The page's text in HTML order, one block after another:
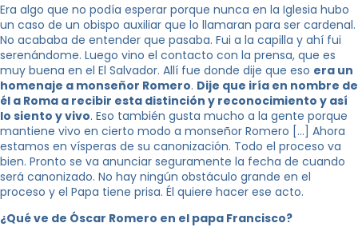
Era algo que no podía esperar porque nunca en la Iglesia hubo
un caso de un obispo auxiliar que lo llamaran para ser cardenal.
No acababa de entender que pasaba. Fui a la capilla y ahí fui
serenándome. Luego vino el contacto con la prensa, que es
muy buena en el El Salvador. Allí fue donde dije que eso era un
homenaje a monseñor Romero. Dije que iría en nombre de
él a Roma a recibir esta distinción y reconocimiento y así
lo siento y vivo. Eso también gusta mucho a la gente porque
mantiene vivo en cierto modo a monseñor Romero […] Ahora
estamos en vísperas de su canonización. Todo el proceso va
bien. Pronto se va anunciar seguramente la fecha de cuando
será canonizado. No hay ningún obstáculo grande en el
proceso y el Papa tiene prisa. Él quiere hacer ese acto.
¿Qué ve de Óscar Romero en el papa Francisco?